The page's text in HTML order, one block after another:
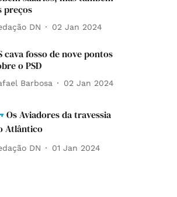
preços
DN 02 Jan 2024
cava fosso de nove pontos
o PSD
Barbosa 02 Jan 2024
Os Aviadores da travessia
Atlântico
DN 01 Jan 2024